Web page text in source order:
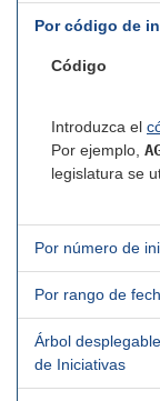
Por código de
Código
Introduzca el
Por ejemplo,
legislatura se
Por número de
Por rango de
Árbol desplegable
de Iniciativas